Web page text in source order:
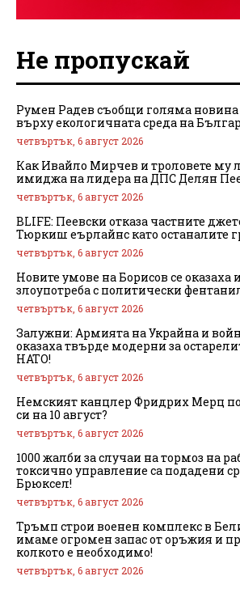
Не пропускай
Румен Радев съобщи голяма новина
върху екологичната среда на
четвъртък, 6 август 2026
Как Ивайло Мирчев и троловете му
имиджа на лидера на ДПС Делян
четвъртък, 6 август 2026
BLIFE: Пеевски отказа частните
Тюркиш еърлайнс като останалите
четвъртък, 6 август 2026
Новите умове на Борисов се
злоупотреба с политически
четвъртък, 6 август 2026
Залужни: Армията на Украйна и
оказаха твърде модерни за
НАТО!
четвъртък, 6 август 2026
Немският канцлер Фридрих Мерц
си на 10 август?
четвъртък, 6 август 2026
1000 жалби за случаи на тормоз на
токсично управление са подадени
Брюксел!
четвъртък, 6 август 2026
Тръмп строи военен комплекс в
имаме огромен запас от оръжия и
колкото е необходимо!
четвъртък, 6 август 2026